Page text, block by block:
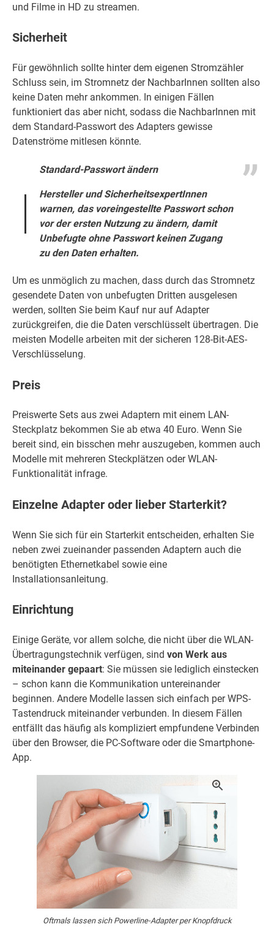
und Filme in HD zu streamen.
Sicherheit
Für gewöhnlich sollte hinter dem eigenen Stromzähler
Schluss sein, im Stromnetz der NachbarInnen sollten also
keine Daten mehr ankommen. In einigen Fällen
funktioniert das aber nicht, sodass die NachbarInnen mit
dem Standard-Passwort des Adapters gewisse
Datenströme mitlesen könnte.
Standard-Passwort ändern
Hersteller und SicherheitsexpertInnen
warnen, das voreingestellte Passwort schon
vor der ersten Nutzung zu ändern, damit
Unbefugte ohne Passwort keinen Zugang
zu den Daten erhalten.
Um es unmöglich zu machen, dass durch das Stromnetz
gesendete Daten von unbefugten Dritten ausgelesen
werden, sollten Sie beim Kauf nur auf Adapter
zurückgreifen, die die Daten verschlüsselt übertragen. Die
meisten Modelle arbeiten mit der sicheren 128-Bit-AES-
Verschlüsselung.
Preis
Preiswerte Sets aus zwei Adaptern mit einem LAN-
Steckplatz bekommen Sie ab etwa 40 Euro. Wenn Sie
bereit sind, ein bisschen mehr auszugeben, kommen auch
Modelle mit mehreren Steckplätzen oder WLAN-
Funktionalität infrage.
Einzelne Adapter oder lieber Starterkit?
Wenn Sie sich für ein Starterkit entscheiden, erhalten Sie
neben zwei zueinander passenden Adaptern auch die
benötigten Ethernetkabel sowie eine
Installationsanleitung.
Einrichtung
Einige Geräte, vor allem solche, die nicht über die WLAN-
Übertragungstechnik verfügen, sind von Werk aus
miteinander gepaart: Sie müssen sie lediglich einstecken
– schon kann die Kommunikation untereinander
beginnen. Andere Modelle lassen sich einfach per WPS-
Tastendruck miteinander verbunden. In diesem Fällen
entfällt das häufig als kompliziert empfundene Verbinden
über den Browser, die PC-Software oder die Smartphone-
App.
Oftmals lassen sich Powerline-Adapter per Knopfdruck